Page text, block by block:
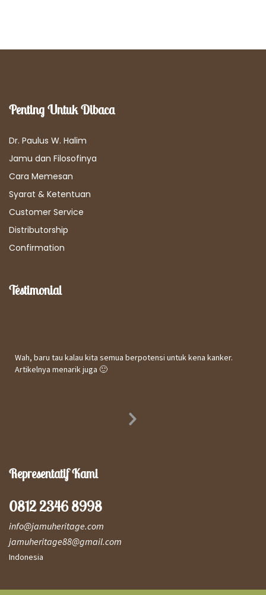
Penting Untuk Dibaca
Dr. Paulus W. Halim
Jamu dan Filosofinya
Cara Memesan
Syarat & Ketentuan
Customer Service
Distributorship
Confirmation
Testimonial
Wah, baru tau kalau kita semua berpotensi untuk kena kanker.
Artikelnya menarik juga 🙂
Representatif Kami
0812 2346 8998
info@jamuheritage.com
jamuheritage88@gmail.com
Indonesia